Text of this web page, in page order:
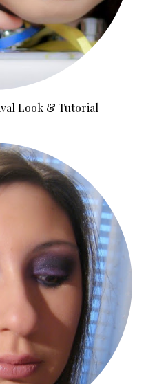
Look & Tutorial